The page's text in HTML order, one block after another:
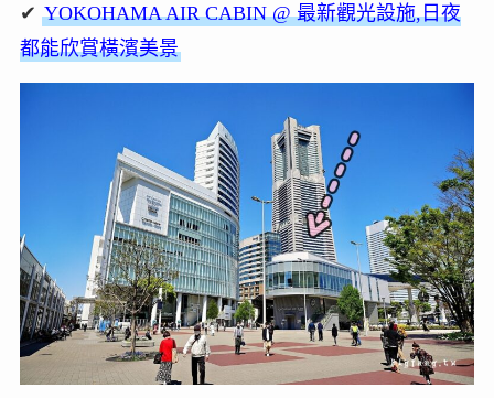
✔ YOKOHAMA AIR CABIN @ 最新觀光設施,日夜
都能欣賞橫濱美景